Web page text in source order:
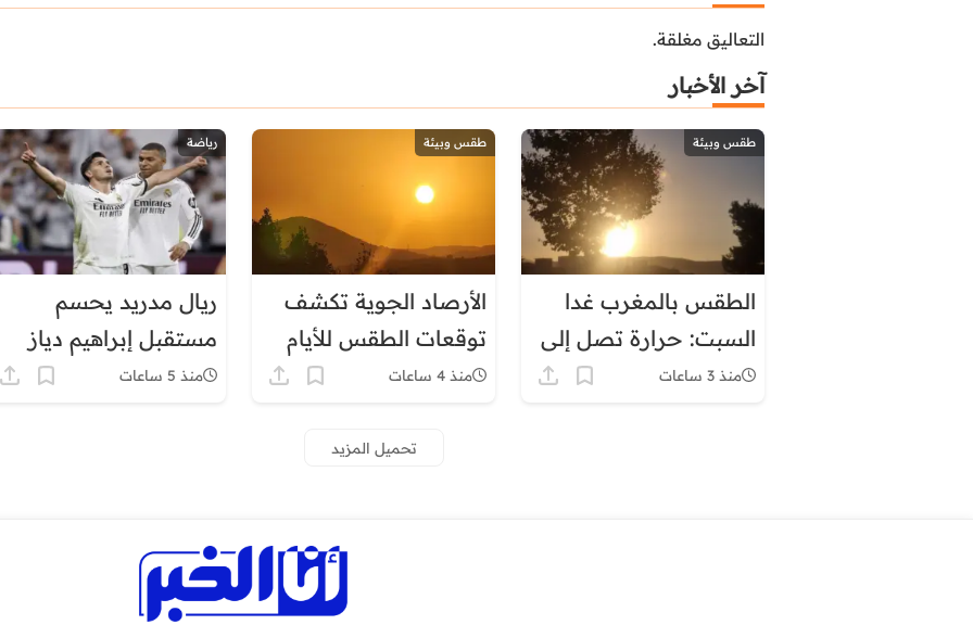
التعاليق مغلقة.
آخر الأخبار
طقس وبيئة
الطقس بالمغرب غدا
السبت: حرارة تصل إلى
45 درجة وزخات رعديةمنذ 3 ساعات
طقس وبيئة
الأرصاد الجوية تكشف
توقعات الطقس للأيام
المقبلة بالمغرب
منذ 4 ساعات
رياضة
ريال مدريد يحسم
مستقبل إبراهيم دياز
منذ 5 ساعات
تحميل المزيد